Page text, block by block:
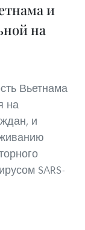
и
на
Вьетнама
на
и
SARS-